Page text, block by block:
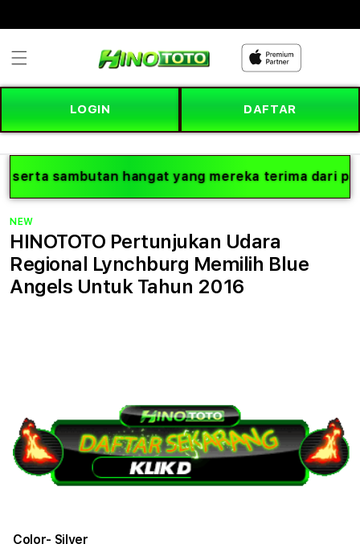
content
LOGIN DAFTAR
hangat yang mereka terima dari para
NEW
HINOTOTO Pertunjukan Udara
Regional Lynchburg Memilih Blue
Angels Untuk Tahun 2016
Color- Silver